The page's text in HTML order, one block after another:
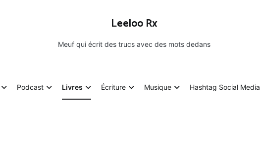
Leeloo Rx
Meuf qui écrit des trucs avec des mots dedans
Podcast Livres Écriture Musique Hashtag Social Media